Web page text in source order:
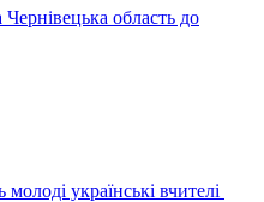
область до
українські вчителі